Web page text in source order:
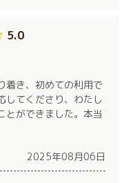
5.0
着き、初めての利用で
してくださり、わたし
とができました。本当
2025年08月06日